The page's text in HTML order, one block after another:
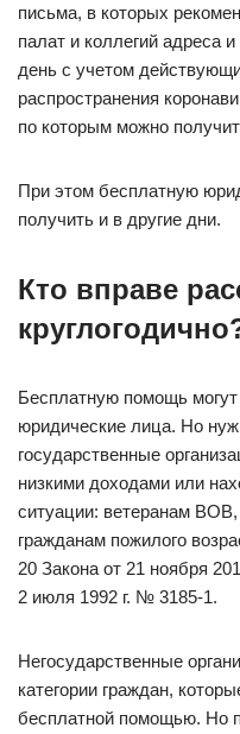
письма, в которых
палат и коллегий адреса
день с учетом
распространения
по которым можно
При этом бесплатную
получить и в другие дни.
Кто вправе
Бесплатную помощь
юридические лица. Но
государственные
низкими доходами или
ситуации: ветеранам
гражданам пожилого
20 Закона от 21 ноября
2 июля 1992 г. № 3185-1.
Негосударственные
категории граждан,
бесплатной помощью. Но